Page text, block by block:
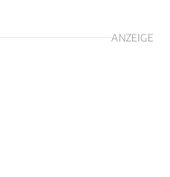
ANZEIGE